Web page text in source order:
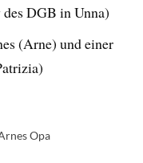
DGB in Unna)
(Arne) und einer
Opa